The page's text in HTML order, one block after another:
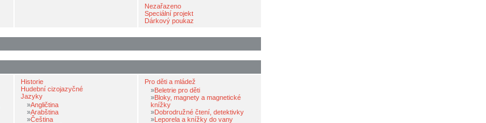
Nezařazeno
Speciální projekt
Dárkový poukaz
Historie
Hudební cizojazyčné
Jazyky
»Angličtina
»Arabština
»Čeština
Pro děti a mládež
»Beletrie pro děti
»Bloky, magnety a magnetické
knížky
»Dobrodružné čtení, detektivky
»Leporela a knížky do vany